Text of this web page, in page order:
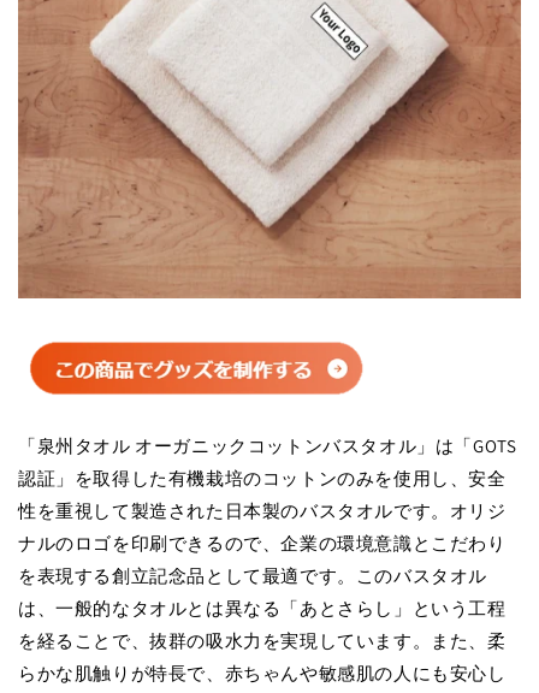
「泉州タオル オーガニックコットンバスタオル」は「GOTS
認証」を取得した有機栽培のコットンのみを使用し、安全
性を重視して製造された日本製のバスタオルです。オリジ
ナルのロゴを印刷できるので、企業の環境意識とこだわり
を表現する創立記念品として最適です。このバスタオル
は、一般的なタオルとは異なる「あとさらし」という工程
を経ることで、抜群の吸水力を実現しています。また、柔
らかな肌触りが特長で、赤ちゃんや敏感肌の人にも安心し